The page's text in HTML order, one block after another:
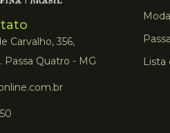
Carvalho, 356,
Passa Quatro - MG
Lista